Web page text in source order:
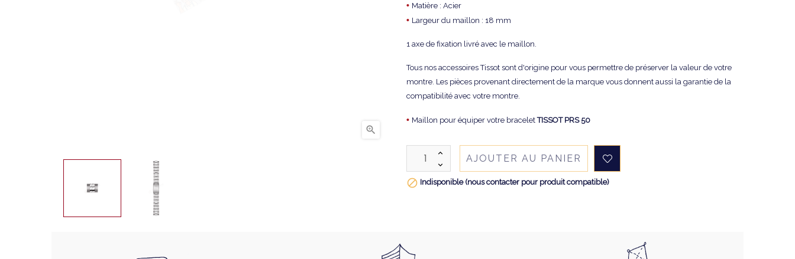

• Matière : Acier
• Largeur du maillon : 18 mm
1 axe de fixation livré avec le maillon.
Tous nos accessoires Tissot sont d'origine pour vous permettre de préserver la valeur de votre
montre. Les pièces provenant directement de la marque vous donnent aussi la garantie de la
compatibilité avec votre montre.
• Maillon pour équiper votre braceletTISSOT PRS 50
AJOUTER AU PANIER
 Indisponible (nous contacter pour produit compatible)